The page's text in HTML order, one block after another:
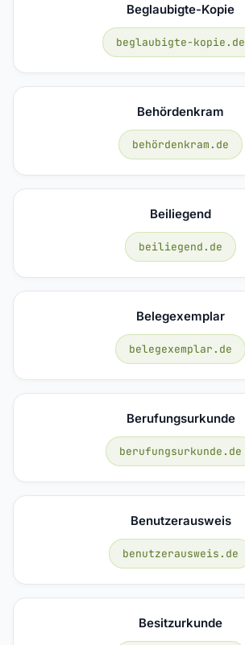
Beglaubigte-Kopie
beglaubigte-kopie.de
Behördenkram
behördenkram.de
Beiliegend
beiliegend.de
Belegexemplar
belegexemplar.de
Berufungsurkunde
berufungsurkunde.de
Benutzerausweis
benutzerausweis.de
Besitzurkunde